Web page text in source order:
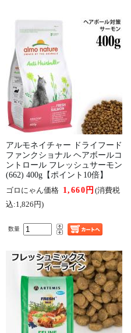
アルモネイチャー ドライフード
ファンクショナル ヘアボールコ
ントロール フレッシュサーモン
(662) 400g【ポイント10倍】
ゴロにゃん価格 1,660円 (消費税
込:1,826円)
数量